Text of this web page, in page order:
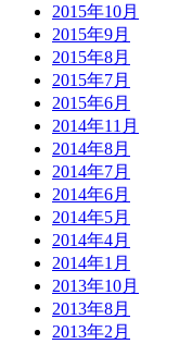
2015年10月
2015年9月
2015年8月
2015年7月
2015年6月
2014年11月
2014年8月
2014年7月
2014年6月
2014年5月
2014年4月
2014年1月
2013年10月
2013年8月
2013年2月